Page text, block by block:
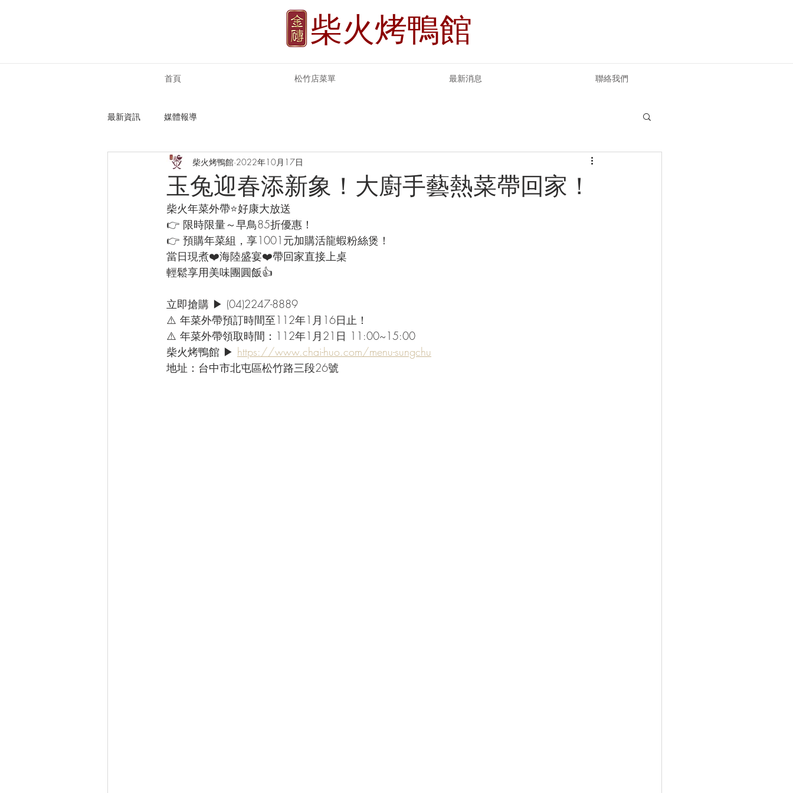
柴火烤鴨館
首頁 松竹店菜單 最新消息 聯絡我們
最新資訊 媒體報導
玉兔迎春添新象！大廚手藝熱菜帶回家！
柴火烤鴨館 2022年10月17日
柴火年菜外帶⭐️好康大放送
👉️ 限時限量～早鳥85折優惠！
👉️ 預購年菜組，享1001元加購活龍蝦粉絲煲！
當日現煮❤️海陸盛宴❤️帶回家直接上桌
輕鬆享用美味團圓飯👍
立即搶購 ▶ (04)2247-8889
⚠️ 年菜外帶預訂時間至112年1月16日止！
⚠️ 年菜外帶領取時間：112年1月21日 11:00~15:00
柴火烤鴨館 ▶ https://www.chai-huo.com/menu-sungchu
地址：台中市北屯區松竹路三段26號